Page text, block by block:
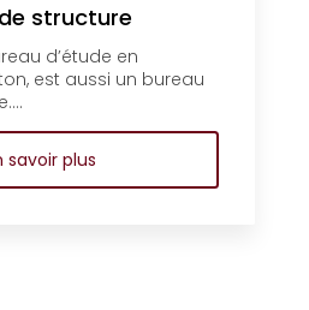
structure
d’étude en
est aussi un bureau
savoir plus